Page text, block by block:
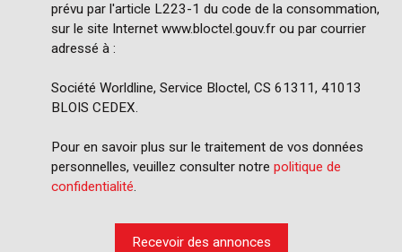
prévu par l'article L223-1 du code de la consommation,
sur le site Internet www.bloctel.gouv.fr ou par courrier
adressé à :
Société Worldline, Service Bloctel, CS 61311, 41013
BLOIS CEDEX.
Pour en savoir plus sur le traitement de vos données
personnelles, veuillez consulter notre politique de
confidentialité.
Recevoir des annonces